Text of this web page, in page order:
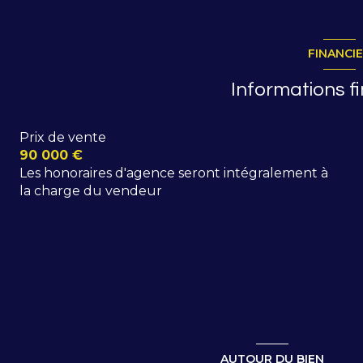
Informations
Prix de vente
90 000 €
Les honoraires d'agence seront intégralement à
la charge du vendeur
AUTOUR DU BIEN